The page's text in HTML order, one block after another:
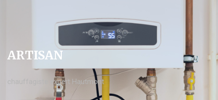
ARTISAN
chauffagiste expert Hautmont